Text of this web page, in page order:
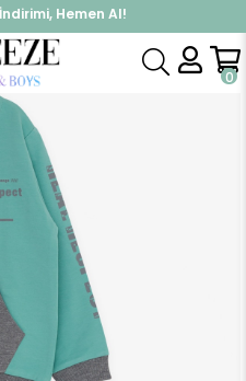
Hemen Al!
Kap, Hemen Üye Ol!
0
Eşofman Takımı Erkek Çocuk Eşofman Takımı Kanguru Cepli Su Yeşili (4 Yaş)